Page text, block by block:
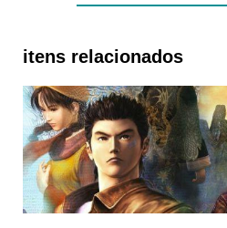
itens relacionados